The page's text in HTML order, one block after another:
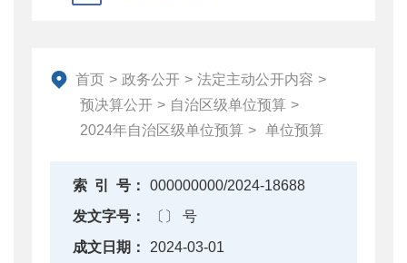
财政改革与业务
重点领域信息公开
首页 > 政务公开 > 法定主动公开内容 >
预决算公开 > 自治区级单位预算 >
2024年自治区级单位预算 > 单位预算
索 引 号：
000000000/2024-18688
发文字号：
〔〕 号
成文日期：
2024-03-01